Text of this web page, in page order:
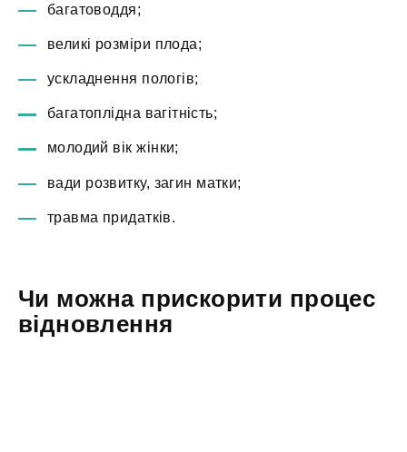
багатоводдя;
великі розміри плода;
ускладнення пологів;
багатоплідна вагітність;
молодий вік жінки;
вади розвитку, загин матки;
травма придатків.
Чи можна прискорити процес
відновлення